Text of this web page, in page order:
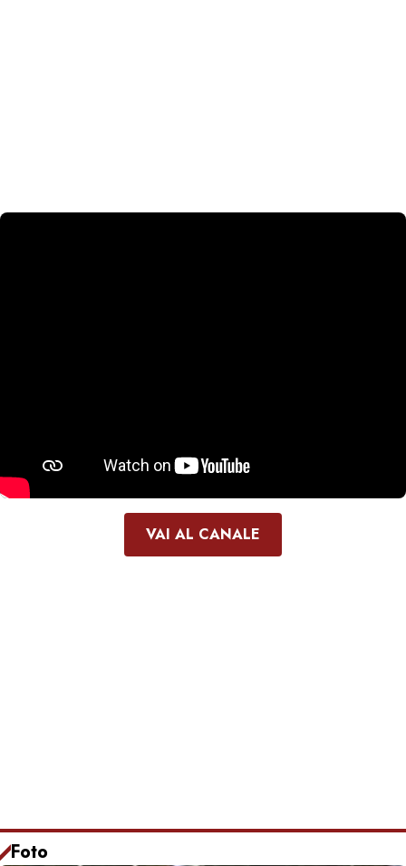
VAI AL CANALE
Foto